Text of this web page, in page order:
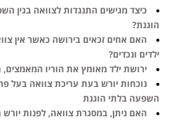
כיצד מגישים התנגדות לצוואה בגין
הוגנת?
האם אחים זכאים בירושה כאשר אין
ילדים ונכדים?
ירושת ילד מאומץ את הוריו
נוכחות יורש בעת עריכת צוואה בעל
השפעה בלתי הוגנת
האם ניתן, במסגרת צוואה, לפנות